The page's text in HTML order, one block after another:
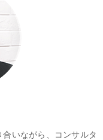
いながら、コンサルタ